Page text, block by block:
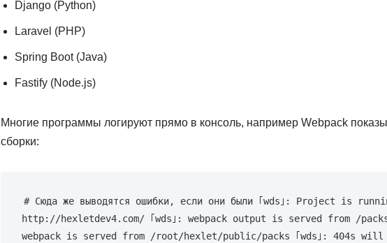
Django (Python)
Laravel (PHP)
Spring Boot (Java)
Fastify (Node.js)
Многие программы логируют прямо в консоль, например Webpack
сборки:
# Сюда же выводятся ошибки, если они были ｢wds｣: Project is
http://hexletdev4.com/ ｢wds｣: webpack output is served from /
webpack is served from /root/hexlet/public/packs ｢wds｣: 404s